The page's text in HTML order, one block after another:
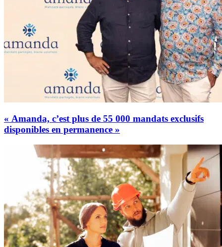
« Amanda, c’est plus de 55 000 mandats exclusifs
disponibles en permanence »